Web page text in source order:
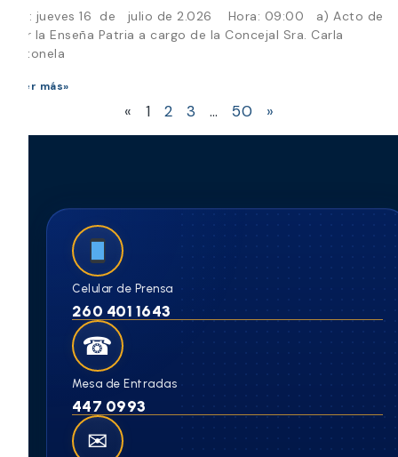
Día: jueves 16 de julio de 2.026 Hora: 09:00 a) Acto de
Izar la Enseña Patria a cargo de la Concejal Sra. Carla
Antonela
Leer más»
« 1 2 3 … 50 »
Celular de Prensa
260 401 1643
☎
Mesa de Entradas
447 0993
✉